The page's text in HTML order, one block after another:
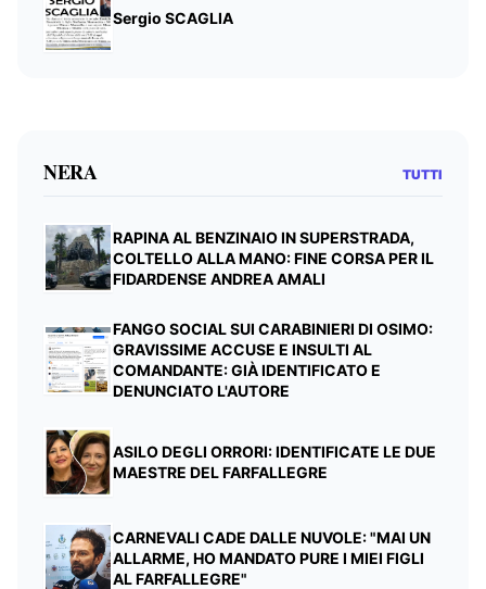
Sergio SCAGLIA
NERA TUTTI
RAPINA AL BENZINAIO IN SUPERSTRADA,
COLTELLO ALLA MANO: FINE CORSA PER IL
FIDARDENSE ANDREA AMALI
FANGO SOCIAL SUI CARABINIERI DI OSIMO:
GRAVISSIME ACCUSE E INSULTI AL
COMANDANTE: GIÀ IDENTIFICATO E
DENUNCIATO L'AUTORE
ASILO DEGLI ORRORI: IDENTIFICATE LE DUE
MAESTRE DEL FARFALLEGRE
CARNEVALI CADE DALLE NUVOLE: "MAI UN
ALLARME, HO MANDATO PURE I MIEI FIGLI
AL FARFALLEGRE"